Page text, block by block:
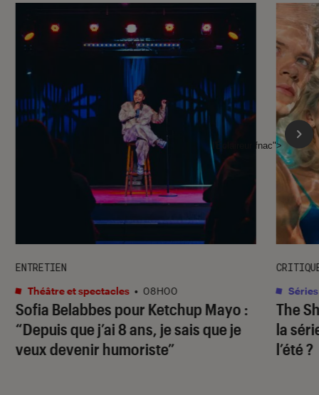
Sofia Belabbes pour Ketchup Mayo :
“Depuis que j’ai 8 ans, je sais que je
veux devenir humoriste”
ENTRETIEN
Théâtre et spectacles • 08H00
The
la
l’été ?
Séries
l'Éclaireur fnac">